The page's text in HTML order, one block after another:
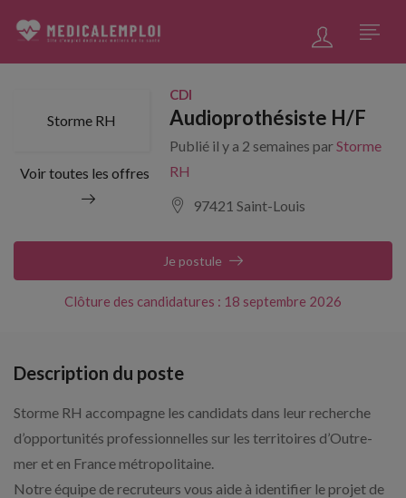
Storme RH
Voir toutes les offres
CDI
Audioprothésiste H/F
Publié il y a 2 semaines parStorme
RH
97421 Saint-Louis
Clôture des candidatures : 18 septembre 2026
Je postule
Description du poste
Storme RH accompagne les candidats dans leur recherche
d’opportunités professionnelles sur les territoires d’Outre-
mer et en France métropolitaine.
Notre équipe de recruteurs vous aide à identifier le projet de